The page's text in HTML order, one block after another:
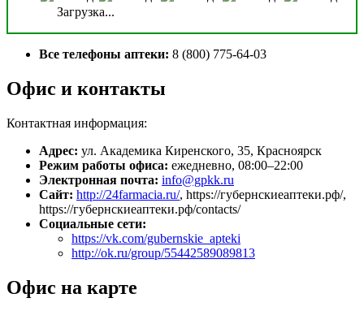
Загрузка...
Все телефоны аптеки: 8 (800) 775-64-03
Офис и контакты
Контактная информация:
Адрес: ул. Академика Киренского, 35, Красноярск
Режим работы офиса: ежедневно, 08:00–22:00
Электронная почта: info@gpkk.ru
Сайт: http://24farmacia.ru/, https://губернскиеаптеки.рф/,
https://губернскиеаптеки.рф/contacts/
Социальные сети:
https://vk.com/gubernskie_apteki
http://ok.ru/group/55442589089813
Офис на карте